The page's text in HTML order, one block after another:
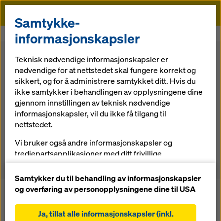
Doka
Doka Om Doka Prosjektstyring
Prosjekter _forståelse.
Hvert anleggsområde kjører en egen prosess fra
planlegging til ferdigstillelse. Jo tidligere vi blir involvert, og
jo bedre vi forstår prosjektet, desto bedre lønnsomhet
oppnås. Vi følger gjerne kunden gjennom alle stadier av
forskalingsprosjektet. Vi tilbyr nemlig en totalpakke
prosjektstyring og logistikk. En slik forståelse av alle
aspekter er det ikke mange som kan tilby.
Samtykke-
informasjonskapsler
Teknisk nødvendige informasjonskapsler er
nødvendige for at nettstedet skal fungere korrekt og
sikkert, og for å administrere samtykket ditt. Hvis du
ikke samtykker i behandlingen av opplysningene dine
gjennom innstillingen av teknisk nødvendige
informasjonskapsler, vil du ikke få tilgang til
nettstedet.
Vi bruker også andre informasjonskapsler og
tredjepartsapplikasjoner med ditt frivillige
nettstedet vårt fungerer optimalt, spesielt
løpende forbedring av funksjonaliteten på
nettstedet vårt (funksjonelle og statistiske
informasjonskapsler),
Samtykker du til behandling av informasjonskapsler
og overføring av personopplysningene dine til USA
Ja, tillat alle informasjonskapsler (inkl.